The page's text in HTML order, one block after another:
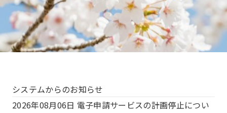
システムからのお知らせ
2026年08月06日 電子申請サービスの計画停止につい